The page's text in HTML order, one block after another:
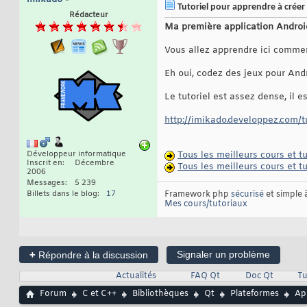
Rédacteur
Développeur informatique
Inscrit en
Décembre
2006
Messages
5 239
Billets dans le blog
17
Tutoriel pour apprendre à
Ma première application
Vous allez apprendre ici
Eh oui, codez des jeux pour
Le tutoriel est assez dense, il
http://
Tous les meilleurs cours et
Tous les meilleurs cours et
Framework php sécuriséet simple
Mes cours/tutoriaux
+ Répondre à la discussion
Signaler un problème
Actualités
FAQ Qt Doc Qt
Forum
C et C++ Bibliothèques Qt Plateformes